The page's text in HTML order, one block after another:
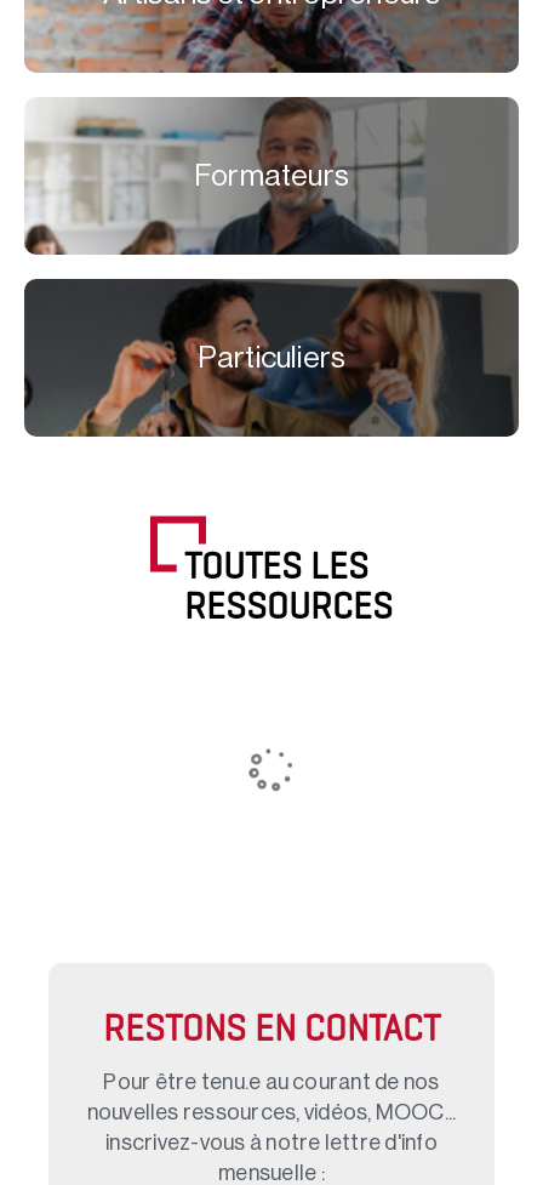
Formateurs
Particuliers
TOUTES LES
RESSOURCES
RESTONS EN CONTACT
Pour être tenu.e au courant de nos
nouvelles ressources, vidéos, MOOC...
inscrivez-vous à notre lettre d'info
mensuelle :